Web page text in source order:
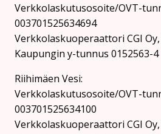
Verkkolaskutusosoite/OVT-
003701525634694
Verkkolaskuoperaattori CGI Oy,
Kaupungin y-tunnus 0152563-4
Rii­hi­mäen Vesi:
Verkkolaskutusosoite/OVT-
003701525634100
Verkkolaskuoperaattori CGI Oy,